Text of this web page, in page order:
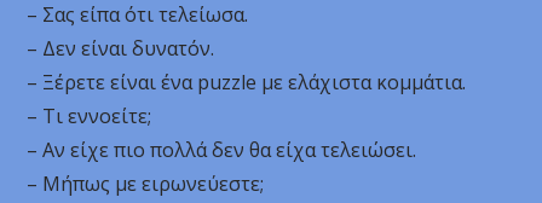
– Σας είπα ότι τελείωσα.
– Δεν είναι δυνατόν.
– Ξέρετε είναι ένα puzzle με ελάχιστα κομμάτια.
– Τι εννοείτε;
– Αν είχε πιο πολλά δεν θα είχα τελειώσει.
– Μήπως με ειρωνεύεστε;